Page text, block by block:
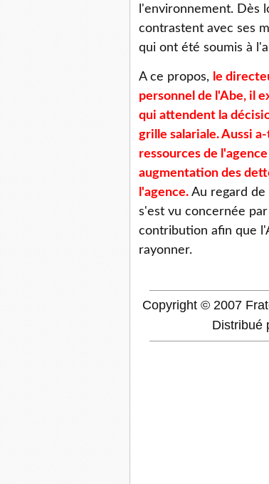
l'environnement. Dès
contrastent avec ses
qui ont été soumis à
A ce propos, le
personnel de l'Abe, il
qui attendent la
grille salariale. Aussi
ressources de
augmentation des
l'agence. Au regard
s'est vu concernée
contribution afin que
rayonner.
Copyright © 2007
Distribué